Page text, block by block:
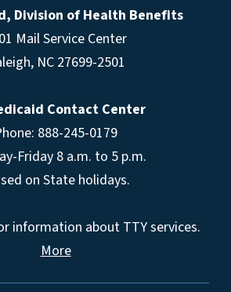
Division of Health Benefits
Mail Service Center
, NC 27699-2501
Contact Center
888-245-0179
Friday 8 a.m. to 5 p.m.
on State holidays.
information about TTY services.
More